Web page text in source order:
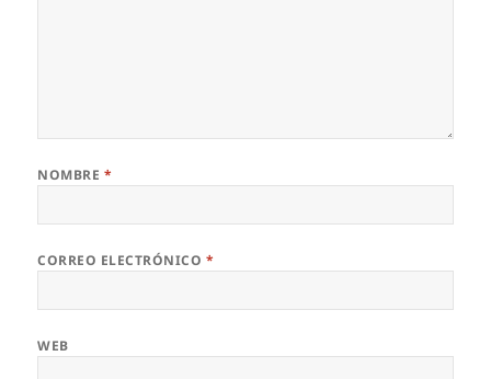
NOMBRE *
CORREO ELECTRÓNICO *
WEB